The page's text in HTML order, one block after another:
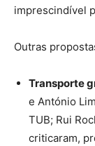
imprescindível
Outras
Transporte
e António
TUB; Rui
criticaram,